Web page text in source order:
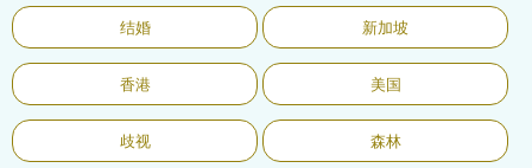
结婚 新加坡
香港 美国
歧视 森林